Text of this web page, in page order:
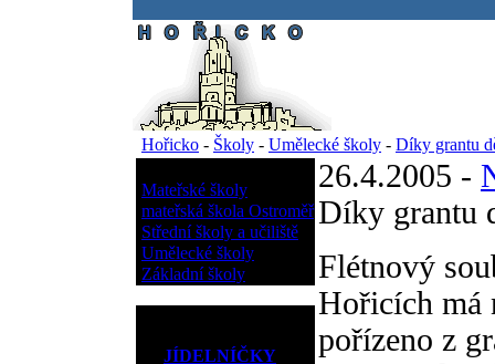
Hořicko - Školy - Umělecké školy - Díky grantu
Mateřské školy
mateřská škola Ostroměř
Střední školy a učiliště
Umělecké školy
Základní školy
JÍDELNÍČKY
26.4.2005 -
Díky grantu
Flétnový
Hořicích má
pořízeno z